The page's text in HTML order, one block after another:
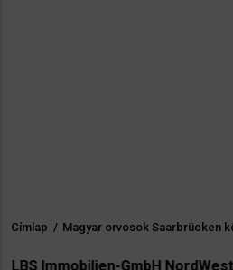
Morzsa
Címlap / Magyar orvosok Saarbrücken
LBS Immobilien-GmbH NordWest